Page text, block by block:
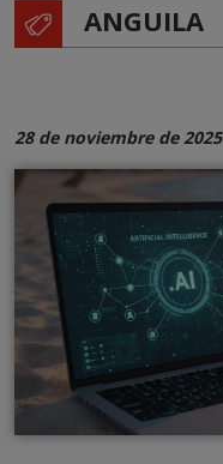
ANGUILA
28 de noviembre de 2025